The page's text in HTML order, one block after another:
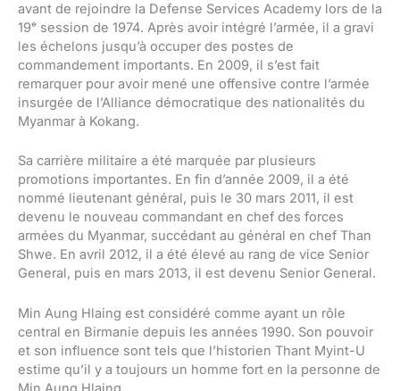
avant de rejoindre la Defense Services Academy lors de la
19ᵉ session de 1974. Après avoir intégré l’armée, il a gravi
les échelons jusqu’à occuper des postes de
commandement importants. En 2009, il s’est fait
remarquer pour avoir mené une offensive contre l’armée
insurgée de l’Alliance démocratique des nationalités du
Myanmar à Kokang.
Sa carrière militaire a été marquée par plusieurs
promotions importantes. En fin d’année 2009, il a été
nommé lieutenant général, puis le 30 mars 2011, il est
devenu le nouveau commandant en chef des forces
armées du Myanmar, succédant au général en chef Than
Shwe. En avril 2012, il a été élevé au rang de vice Senior
General, puis en mars 2013, il est devenu Senior General.
Min Aung Hlaing est considéré comme ayant un rôle
central en Birmanie depuis les années 1990. Son pouvoir
et son influence sont tels que l’historien Thant Myint-U
estime qu’il y a toujours un homme fort en la personne de